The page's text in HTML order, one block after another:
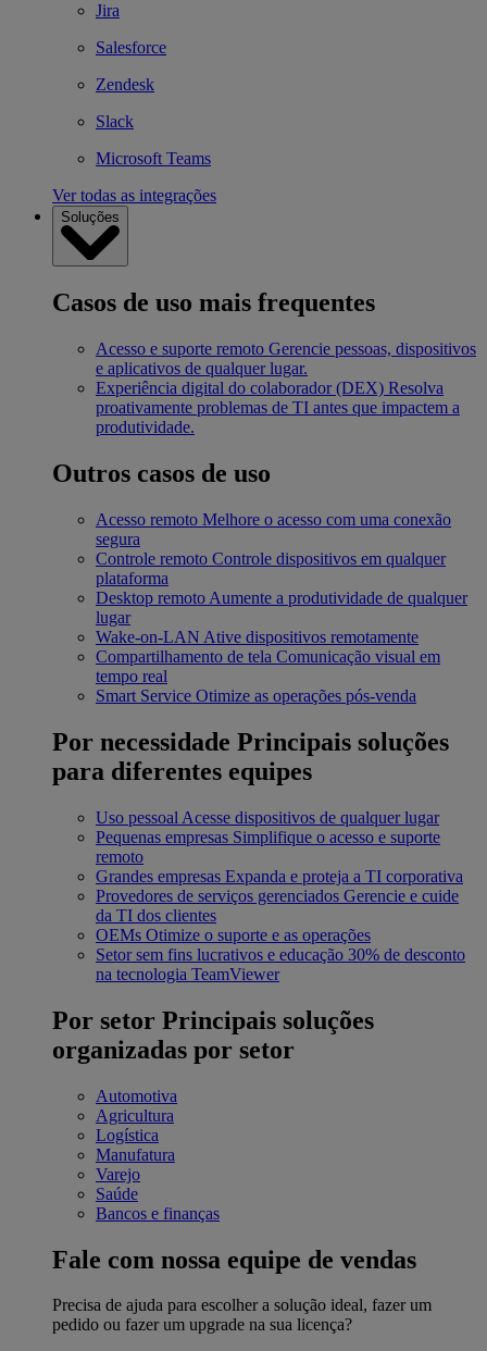
Jira
Salesforce
Zendesk
Slack
Microsoft Teams
Ver todas as integrações
Soluções
Casos de uso mais frequentes
Acesso e suporte remoto Gerencie pessoas, dispositivos
e aplicativos de qualquer lugar.
Experiência digital do colaborador (DEX) Resolva
proativamente problemas de TI antes que impactem a
produtividade.
Outros casos de uso
Acesso remoto Melhore o acesso com uma conexão
segura
Controle remoto Controle dispositivos em qualquer
plataforma
Desktop remoto Aumente a produtividade de qualquer
lugar
Wake-on-LAN Ative dispositivos remotamente
Compartilhamento de tela Comunicação visual em
tempo real
Smart Service Otimize as operações pós-venda
Por necessidade Principais soluções
para diferentes equipes
Uso pessoal Acesse dispositivos de qualquer lugar
Pequenas empresas Simplifique o acesso e suporte
remoto
Grandes empresas Expanda e proteja a TI corporativa
Provedores de serviços gerenciados Gerencie e cuide
da TI dos clientes
OEMs Otimize o suporte e as operações
Setor sem fins lucrativos e educação 30% de desconto
na tecnologia TeamViewer
Por setor Principais soluções
organizadas por setor
Automotiva
Agricultura
Logística
Manufatura
Varejo
Saúde
Bancos e finanças
Fale com nossa equipe de vendas
Precisa de ajuda para escolher a solução ideal, fazer um
pedido ou fazer um upgrade na sua licença?